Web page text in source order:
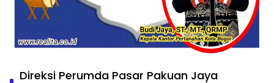
Direksi Perumda Pasar Pakuan Jaya